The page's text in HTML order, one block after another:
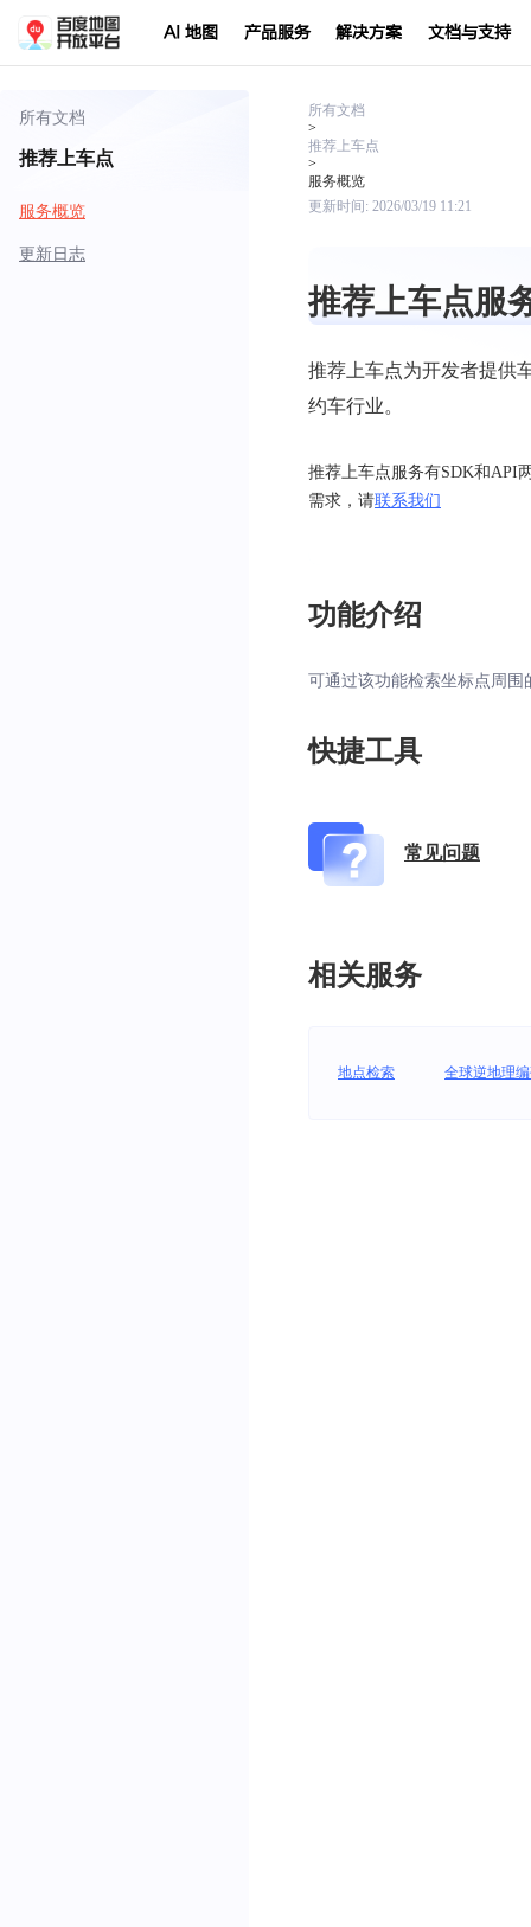
AI 地图 产品服务 解决方案 文档与支持
所有文档
推荐上车点
服务概览
更新日志
所有文档
>
推荐上车点
>
服务概览
更新时间: 2026/03/19 11:21
推荐上车点服
推荐上车点为开发者提供
约车行业。
推荐上车点服务有SDK和API
需求，请联系我们
功能介绍
可通过该功能检索坐标点周
快捷工具
常见问题
相关服务
地点检索 全球逆地理